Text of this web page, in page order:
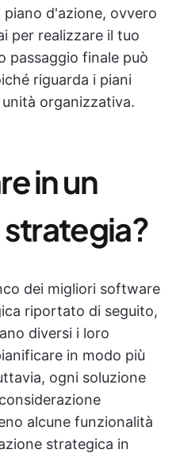
d'azione, ovvero
per realizzare il tuo
passaggio finale può
riguarda i piani
organizzativa.
in un
dei migliori software
riportato di seguito,
diversi i loro
in modo più
ogni soluzione
alcune funzionalità
strategica in